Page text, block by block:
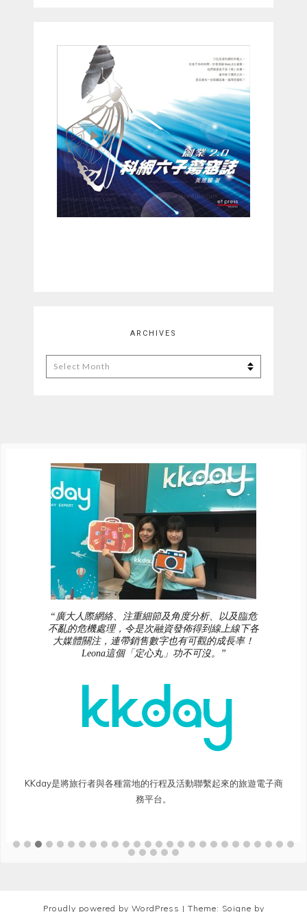
ARCHIVES
Archives
“廣大人際網絡、注重細節及角度分析、以及臨危
不亂的危機處理，令是次融資發佈得到線上線下各
大媒體關注，連帶銷售數字也有可觀的成長率！
Leona這個「定心丸」功不可沒。”
KKday是將旅行者與各種當地的行程及活動聯繫起來的旅遊電子商
務平台。
Proudly powered by WordPress | Theme: Soigne by